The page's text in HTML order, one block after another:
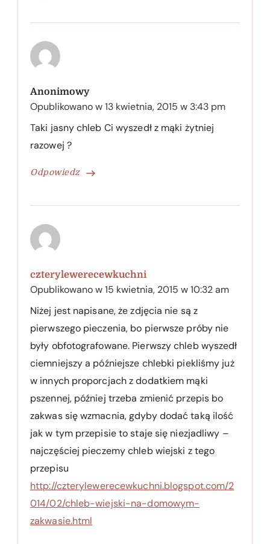
Anonimowy
Opublikowano w13 kwietnia, 2015 w 3:43 pm
Odpowiedz
Taki jasny chleb Ci wyszedł z mąki żytniej
razowej ?
czterylewerecewkuchni
Opublikowano w15 kwietnia, 2015 w 10:32 am
Niżej jest napisane, że zdjęcia nie są z
pierwszego pieczenia, bo pierwsze próby nie
były obfotografowane. Pierwszy chleb wyszedł
ciemniejszy a późniejsze chlebki piekliśmy już
w innych proporcjach z dodatkiem mąki
pszennej, później trzeba zmienić przepis bo
zakwas się wzmacnia, gdyby dodać taką ilość
jak w tym przepisie to staje się niezjadliwy –
najczęściej pieczemy chleb wiejski z tego
przepisu
http://czterylewerecewkuchni.blogspot.com/2
014/02/chleb-wiejski-na-domowym-
zakwasie.html